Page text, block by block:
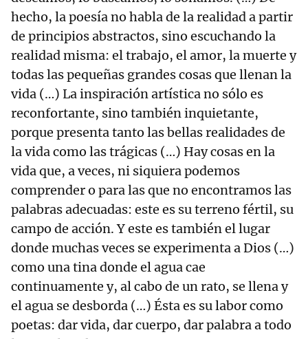
hecho, la poesía no habla de la realidad a partir
de principios abstractos, sino escuchando la
realidad misma: el trabajo, el amor, la muerte y
todas las pequeñas grandes cosas que llenan la
vida (…) La inspiración artística no sólo es
reconfortante, sino también inquietante,
porque presenta tanto las bellas realidades de
la vida como las trágicas (…) Hay cosas en la
vida que, a veces, ni siquiera podemos
comprender o para las que no encontramos las
palabras adecuadas: este es su terreno fértil, su
campo de acción. Y este es también el lugar
donde muchas veces se experimenta a Dios (…)
como una tina donde el agua cae
continuamente y, al cabo de un rato, se llena y
el agua se desborda (…) Ésta es su labor como
poetas: dar vida, dar cuerpo, dar palabra a todo